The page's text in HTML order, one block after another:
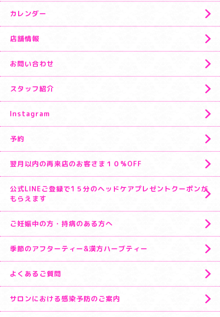
カレンダー
店舗情報
お問い合わせ
スタッフ紹介
Instagram
予約
翌月以内の再来店のお客さま１０%OFF
公式LINEご登録で1５分のヘッドケアプレゼントクーポンが
もらえます
ご妊娠中の方・持病のある方へ
季節のアフターティー&漢方ハーブティー
よくあるご質問
サロンにおける感染予防のご案内